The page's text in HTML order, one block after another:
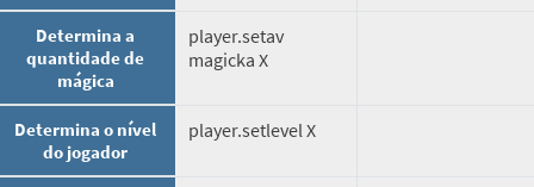
Determina a
quantidade de
mágica
player.setav
magicka X
Determina o nível
do jogador
player.setlevel X